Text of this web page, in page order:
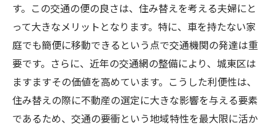
市場の動向を読むセンス
住み替えに最適な城東区の物件選びのポイント
物件選びで重視すべき基準
城東区ならではの物件の特徴
夫婦のライフスタイルに合った選択
物件選びのコストパフォーマンス
す。この交通の便の良さは、住み替えを考える夫婦にと
って大きなメリットとなります。特に、車を持たない家
庭でも簡便に移動できるという点で交通機関の発達は重
要です。さらに、近年の交通網の整備により、城東区は
ますますその価値を高めています。こうした利便性は、
住み替えの際に不動産の選定に大きな影響を与える要素
であるため、交通の要衝という地域特性を最大限に活か